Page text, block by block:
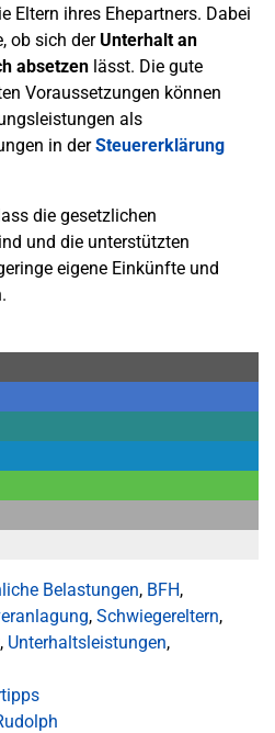
Eltern ihres Ehepartners. Dabei
ob sich der Unterhalt an
absetzen lässt. Die gute
Voraussetzungen können
als
in derSteuererklärung
die gesetzlichen
und die unterstützten
eigene Einkünfte und
Belastungen, BFH,
, Schwiegereltern,
, Unterhaltsleistungen,